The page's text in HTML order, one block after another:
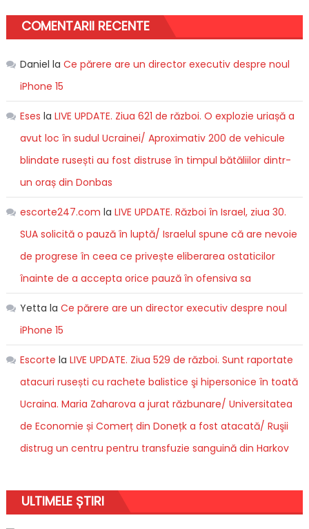
COMENTARII RECENTE
Daniel la Ce părere are un director executiv despre noul
iPhone 15
Eses la LIVE UPDATE. Ziua 621 de război. O explozie uriașă a
avut loc în sudul Ucrainei/ Aproximativ 200 de vehicule
blindate rusești au fost distruse în timpul bătăliilor dintr-
un oraș din Donbas
escorte247.com la LIVE UPDATE. Război în Israel, ziua 30.
SUA solicită o pauză în luptă/ Israelul spune că are nevoie
de progrese în ceea ce privește eliberarea ostaticilor
înainte de a accepta orice pauză în ofensiva sa
Yetta la Ce părere are un director executiv despre noul
iPhone 15
Escorte la LIVE UPDATE. Ziua 529 de război. Sunt raportate
atacuri rusești cu rachete balistice şi hipersonice în toată
Ucraina. Maria Zaharova a jurat răzbunare/ Universitatea
de Economie și Comerț din Donețk a fost atacată/ Ruşii
distrug un centru pentru transfuzie sanguină din Harkov
ULTIMELE ȘTIRI